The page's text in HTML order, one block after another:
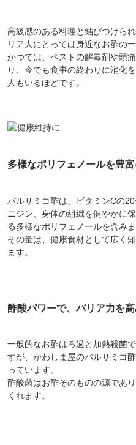
高級感のある料理と結びつけら
リア人にとっては身近なお酢の一
かつては、ペストの解毒剤や頭
り、今でも食事の終わりに消化
人もいるほどです。
多様なポリフェノールを豊
バルサミコ酢は、ビタミンCの
ニジン、身体の組織を健やかに
る多様なポリフェノールを含みま
その量は、健康食材として広く
ます。
酢酸パワーで、バリア力を
一般的なお酢はろ過と加熱殺菌
すが、かわしま屋のバルサミコ
っています。
酢酸菌はお酢そのものの源であ
くれます。